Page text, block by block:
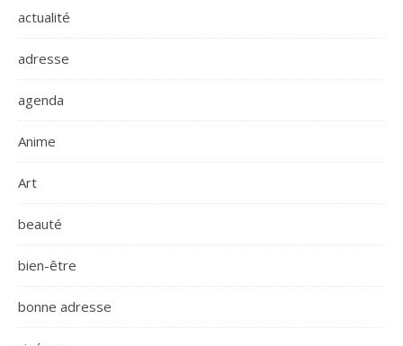
actualité
adresse
agenda
Anime
Art
beauté
bien-être
bonne adresse